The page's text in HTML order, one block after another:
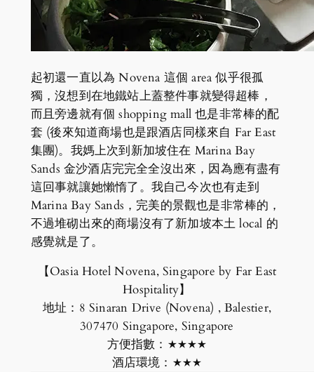
起初還一直以為 Novena 這個 area 似乎很孤
獨，沒想到在地鐵站上蓋整件事就變得超棒，
而且旁邊就有個 shopping mall 也是非常棒的配
套 (後來知道商場也是跟酒店同樣來自 Far East
集團)。我媽上次到新加坡住在 Marina Bay
Sands 金沙酒店完完全全沒出來，因為應有盡有
這回事就讓她懶惰了。我自己今次也有走到
Marina Bay Sands，完美的景觀也是非常棒的，
不過堆砌出來的商場沒有了新加坡本土 local 的
感覺就是了。
【Oasia Hotel Novena, Singapore by Far East
Hospitality】
地址：8 Sinaran Drive (Novena) , Balestier,
307470 Singapore, Singapore
方便指數：★★★★
酒店環境：★★★